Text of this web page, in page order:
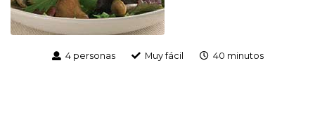
4 personas Muy fácil 40 minutos